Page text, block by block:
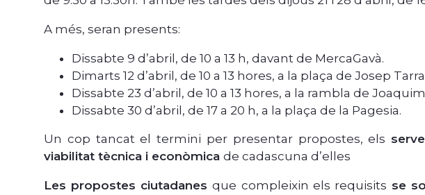
A més, seran presents:
Dissabte 9 d’abril, de 10 a 13 h, davant de MercaGavà.
Dimarts 12 d’abril, de 10 a 13 hores, a la plaça de Josep
Dissabte 23 d’abril, de 10 a 13 hores, a la rambla de
Dissabte 30 d’abril, de 17 a 20 h, a la plaça de la Pagesia.
Un cop tancat el termini per presentar propostes, els
viabilitat tècnica i econòmica de cadascuna d’elles
Les propostes ciutadanesque compleixin els requisits se